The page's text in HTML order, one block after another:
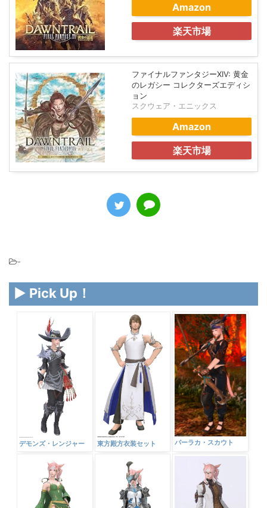
Amazon
楽天市場
ファイナルファンタジーXIV: 黄金
のレガシー コレクターズエディシ
ョン
スクウェア・エニックス
Amazon
楽天市場
-
▶ Pick Up！
デモンズ・レンジャー 東方殿方衣装セット パーラカ・スカウト